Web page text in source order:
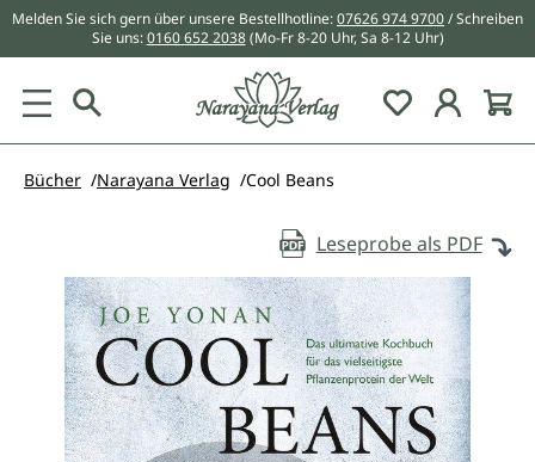
springen
Melden Sie sich gern über unsere Bestellhotline:07626 974 9700/ Schreiben
Sie uns:0160 652 2038 (Mo-Fr 8-20 Uhr, Sa 8-12 Uhr)
Du hast 0
Bücher Narayana Verlag Cool Beans
Leseprobe als PDF
Bildergalerie überspringen